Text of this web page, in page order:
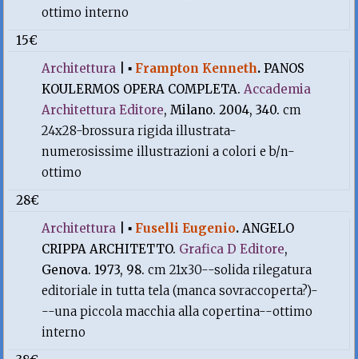
ottimo interno
15€
Architettura |▪ Frampton Kenneth.PANOS
KOULERMOS OPERA COMPLETA.Accademia
Architettura Editore, Milano. 2004, 340.cm
24x28-brossura rigida illustrata-
numerosissime illustrazioni a colori e b/n-
ottimo
28€
Architettura |▪ Fuselli Eugenio.ANGELO
CRIPPA ARCHITETTO. Grafica D Editore,
Genova. 1973, 98.cm 21x30--solida rilegatura
editoriale in tutta tela (manca sovraccoperta?)-
--una piccola macchia alla copertina--ottimo
interno